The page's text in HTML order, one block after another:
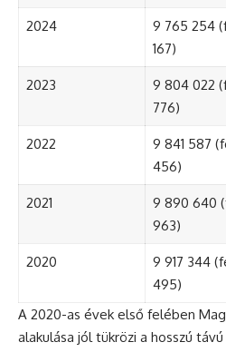
2024
9 765 254
167)
2023
9 804 022
776)
2022
9 841 587
456)
2021
9 890 640
963)
2020
9 917 344
495)
A 2020-as évek első felében
alakulása jól tükrözi a hosszú